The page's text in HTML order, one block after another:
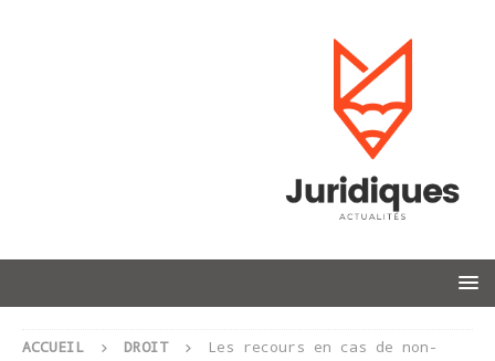
ACCUEIL DROIT
Les recours en cas de non-